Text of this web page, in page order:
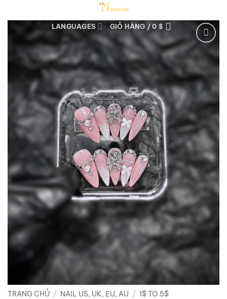
qua
LANGUAGES GIỎ HÀNG /0 $
Add to
wishlist
TRANG CHỦ / NAIL US, UK, EU, AU / 1$ TO 5$